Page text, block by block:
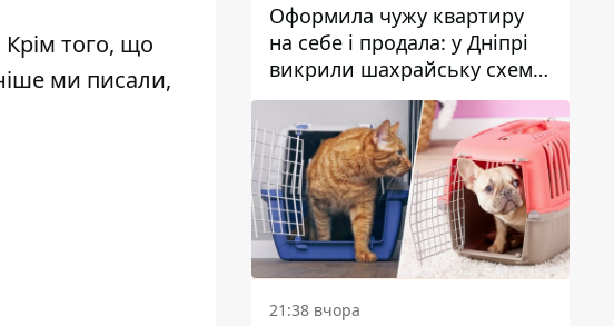
Крім того, що
ми писали,
Оформила чужу квартиру
на себе і продала: у Дніпрі
викрили шахрайську схему
з нерухомістю
21:38 вчора